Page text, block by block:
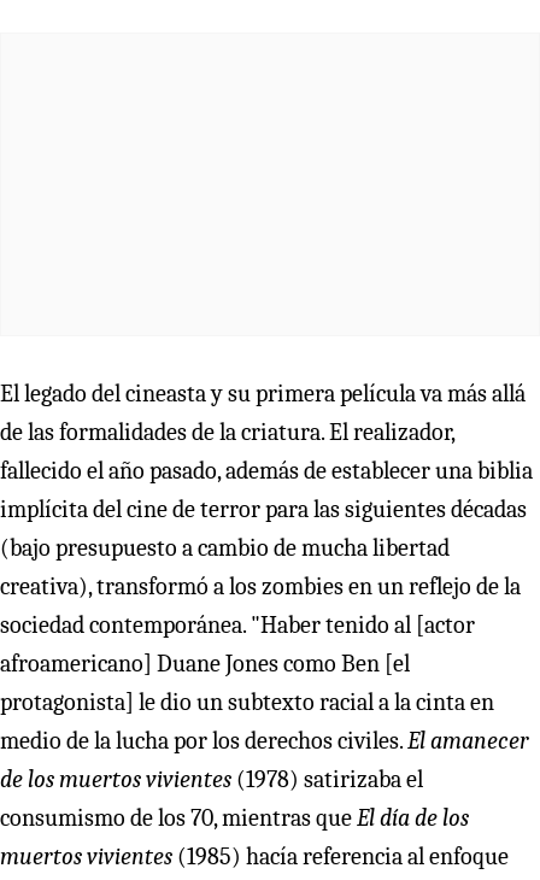
El legado del cineasta y su primera película va más allá
de las formalidades de la criatura. El realizador,
fallecido el año pasado, además de establecer una biblia
implícita del cine de terror para las siguientes décadas
(bajo presupuesto a cambio de mucha libertad
creativa), transformó a los zombies en un reflejo de la
sociedad contemporánea. "Haber tenido al [actor
afroamericano] Duane Jones como Ben [el
protagonista] le dio un subtexto racial a la cinta en
medio de la lucha por los derechos civiles.El amanecer
de los muertos vivientes (1978) satirizaba el
consumismo de los 70, mientras queEl día de los
muertos vivientes (1985) hacía referencia al enfoque